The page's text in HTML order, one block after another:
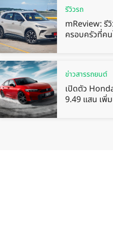
รีวิวรถ
mReview: รี
ครอบครัวที่คน
ข่าวสารรถยนต์
เปิดตัว
9.49 แสน เพิ่